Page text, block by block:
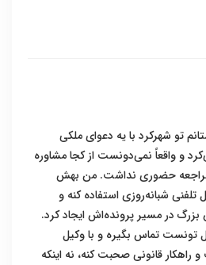
تو شهرکرد با یه دعوای ملکی
و واقعاً نمی‌دونست از کجا مشاوره
حضوری نداشت. من بهش
تلفنی شبانه‌روزی استفاده کنه و
در مسیر پرونده‌اش ایجاد کرد.
تماس بگیره و با وکیل
قانونی صحبت کنه، نه اینکه